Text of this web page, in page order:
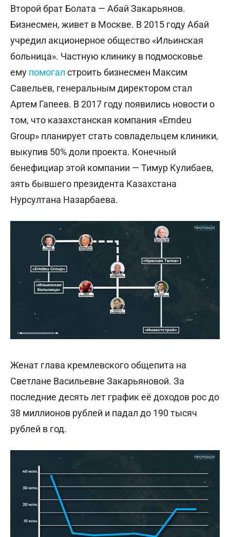
Второй брат Болата — Абай Закарьянов.
Бизнесмен, живет в Москве. В 2015 году Абай
учредил акционерное общество «Ильинская
больница». Частную клинику в подмосковье
ему помогал строить бизнесмен Максим
Савельев, генеральным директором стал
Артем Гапеев. В 2017 году появились новости о
том, что казахстанская компания «Emdeu
Group» планирует стать совладельцем клиники,
выкупив 50% доли проекта. Конечный
бенефициар этой компании — Тимур Кулибаев,
зять бывшего президента Казахстана
Нурсултана Назарбаева.
Женат глава кремлевского общепита на
Светлане Васильевне Закарьяновой. За
последние десять лет график её доходов рос до
38 миллионов рублей и падал до 190 тысяч
рублей в год.